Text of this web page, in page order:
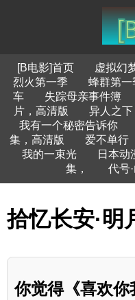
[B电影]首页 虚拟幻
烈火第一季
蜂群第一
车
失踪母亲事件簿
片，高清版
异人之下
我有一个秘密告诉你
集，高清版
爱不单行
我的一束光
日本动
集，
代号
拾忆长安·明
你觉得《喜欢